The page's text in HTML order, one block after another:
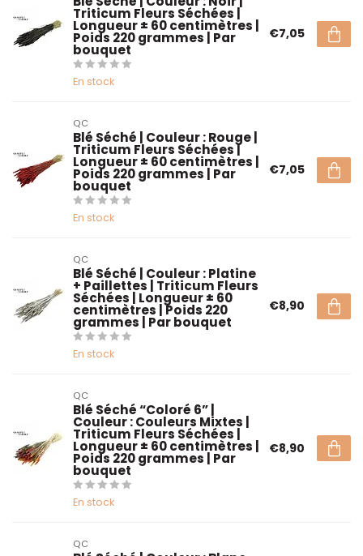
Triticum Fleurs Séchées |
Longueur ± 60 centimètres |
Poids 220 grammes | Par
bouquet
En stock
€7,05
QC
Blé Séché | Couleur : Rouge |
Triticum Fleurs Séchées |
Longueur ± 60 centimètres |
Poids 220 grammes | Par
bouquet
En stock
€7,05
QC
Blé Séché | Couleur : Platine
+ Paillettes | Triticum Fleurs
Séchées | Longueur ± 60
centimètres | Poids 220
grammes | Par bouquet
En stock
€8,90
QC
Blé Séché “Coloré 6” |
Couleur : Couleurs Mixtes |
Triticum Fleurs Séchées |
Longueur ± 60 centimètres |
Poids 220 grammes | Par
bouquet
En stock
€8,90
QC